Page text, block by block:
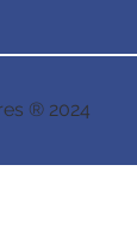
® 2024